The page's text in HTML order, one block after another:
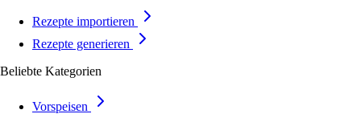
Rezepte importieren
Rezepte generieren
Beliebte Kategorien
Vorspeisen